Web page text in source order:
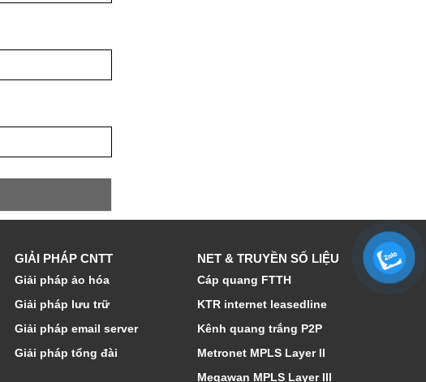
GIẢI PHÁP CNTT
Giải pháp ảo hóa
Giải pháp lưu trữ
Giải pháp email server
Giải pháp tổng đài
NET & TRUYỀN SỐ LIỆU
Cáp quang FTTH
KTR internet leasedline
Kênh quang trắng P2P
Metronet MPLS Layer II
Megawan MPLS Layer III